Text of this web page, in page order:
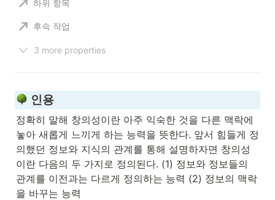
하위 항목
후속 작업
3 more properties
인용
정확히 말해 창의성이란 아주 익숙한 것을 다른 맥락에
놓아 새롭게 느끼게 하는 능력을 뜻한다. 앞서 힘들게 정
의했던 정보와 지식의 관계를 통해 설명하자면 창의성
이란 다음의 두 가지로 정의된다. (1) 정보와 정보들의
관계를 이전과는 다르게 정의하는 능력 (2) 정보의 맥락
을 바꾸는 능력